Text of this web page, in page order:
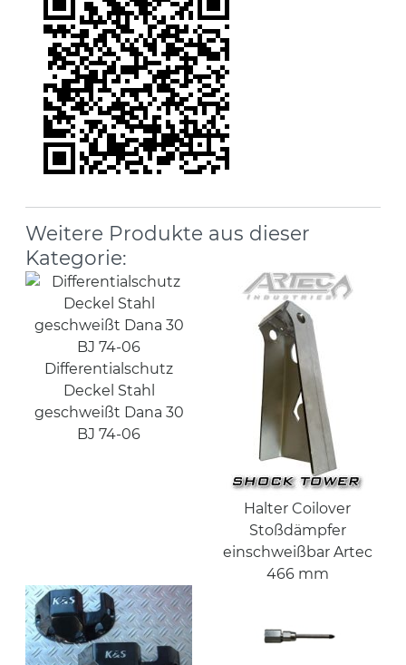
Weitere Produkte aus dieser
Kategorie:
Differentialschutz
Deckel Stahl
geschweißt Dana 30
BJ 74-06
Halter Coilover
Stoßdämpfer
einschweißbar Artec
466 mm